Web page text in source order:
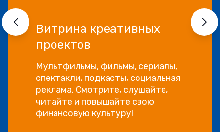
Витрина креативных
проектов
Мультфильмы, фильмы, сериалы,
спектакли, подкасты, социальная
реклама. Смотрите, слушайте,
читайте и повышайте свою
финансовую культуру!